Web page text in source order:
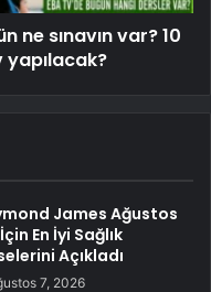
ne sınavın var? 10
yapılacak?
James Ağustos
En İyi Sağlık
Açıkladı
7, 2026